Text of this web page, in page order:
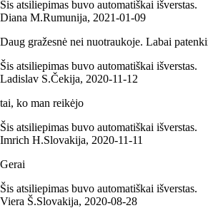
Šis atsiliepimas buvo automatiškai išverstas.
Diana M.Rumunija, 2021‑01‑09
Daug gražesnė nei nuotraukoje. Labai
Šis atsiliepimas buvo automatiškai išverstas.
Ladislav S.Čekija, 2020‑11‑12
tai, ko man reikėjo
Šis atsiliepimas buvo automatiškai išverstas.
Imrich H.Slovakija, 2020‑11‑11
Gerai
Šis atsiliepimas buvo automatiškai išverstas.
Viera Š.Slovakija, 2020‑08‑28